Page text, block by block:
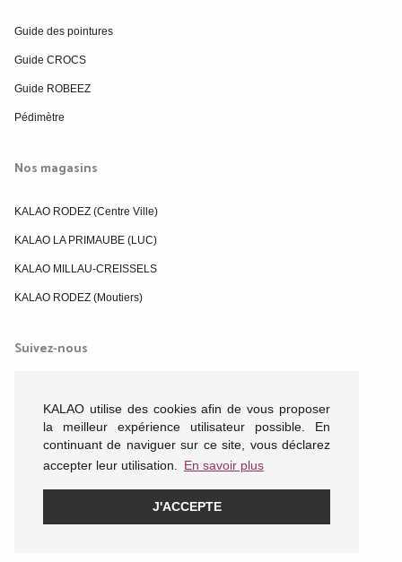
KALAO utilise des cookies afin de vous proposer
la meilleur expérience utilisateur possible. En
continuant de naviguer sur ce site, vous déclarez
accepter leur utilisation.
En savoir plus
J'ACCEPTE
Guide des pointures
Guide CROCS
Guide ROBEEZ
Pédimètre
Nos magasins
KALAO RODEZ (Centre Ville)
KALAO LA PRIMAUBE (LUC)
KALAO MILLAU-CREISSELS
KALAO RODEZ (Moutiers)
Suivez-nous